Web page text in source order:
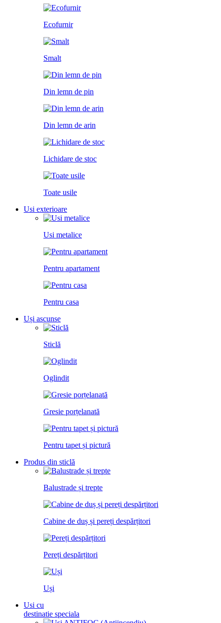
Ecofurnir
Smalt
Din lemn de pin
Din lemn de arin
Lichidare de stoc
Toate usile
Usi exterioare
Usi metalice
Pentru apartament
Pentru casa
Uși ascunse
Sticlă
Oglindit
Gresie porțelanată
Pentru tapet și pictură
Produs din sticlă
Balustrade și trepte
Cabine de duș și pereți despărțitori
Pereți despărțitori
Uși
Usi cu
destinatie speciala